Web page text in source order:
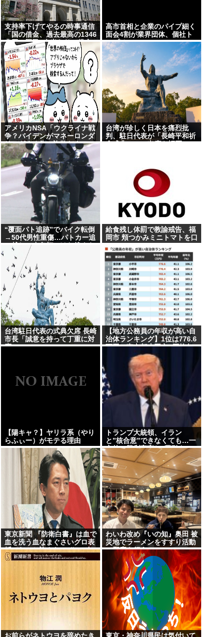
支持率下げてやるの時事通信
「国の借金、過去最高の1346
兆円。国民1人当たりの借金
は約1095万円に」
高市首相と企業のパイプ細く
面会4割が業界団体、個社ト
ップは9%
アメリカNSA「ウクライナ戦
争？バイデンがマネーロンダ
リングする為の詐欺だよ」
台湾が珍しく日本を痛烈批
判、駐日代表が「長崎平和祈
念式典」への出席を拒否
“覆面パト追跡”でバイク転倒
→50代男性重傷…パトカー追
い越し→赤色灯つけた後まも
なく転倒
給食残し体罰で教諭戒告、福
岡市 頬つかみミニトマトを口
に
台湾駐日代表の式典欠席 長崎
市長「誠意を持って丁重に対
応」
【地方公務員の年収が高い自
治体ランキング】1位は776.6
万円の東京都小平市 (平均年
齢41.1歳）、2位は神奈川県
川崎市の776.4万円、3位は東
京都武蔵野市の765.4万円
【陽キャ？】ヤリラ系（やり
らふぃー）がモテる理由
www
トランプ大統領、イラン
と”核合意”できなくても…一
方的に勝利宣言し”幕引き”の
考え示唆 米メディア
東京新聞 『防衛白書』は血で
血を洗う血なまぐさいグロ表
紙でないと許さないぞ!!→有
権者「？？？」
わいわ改め『いの知』奥田 被
災地でラーメンをすすり活動
の邪魔を行う